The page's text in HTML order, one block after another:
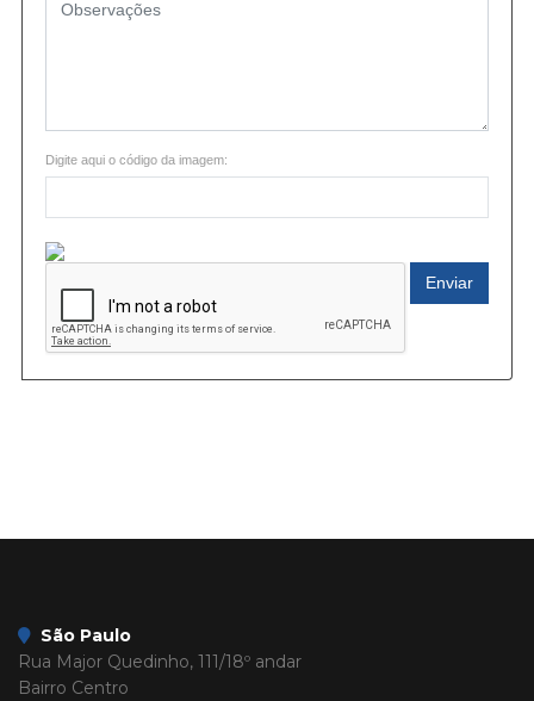
Digite aqui o código da imagem:
Enviar
São Paulo
Rua Major Quedinho, 111/18º andar
Bairro Centro